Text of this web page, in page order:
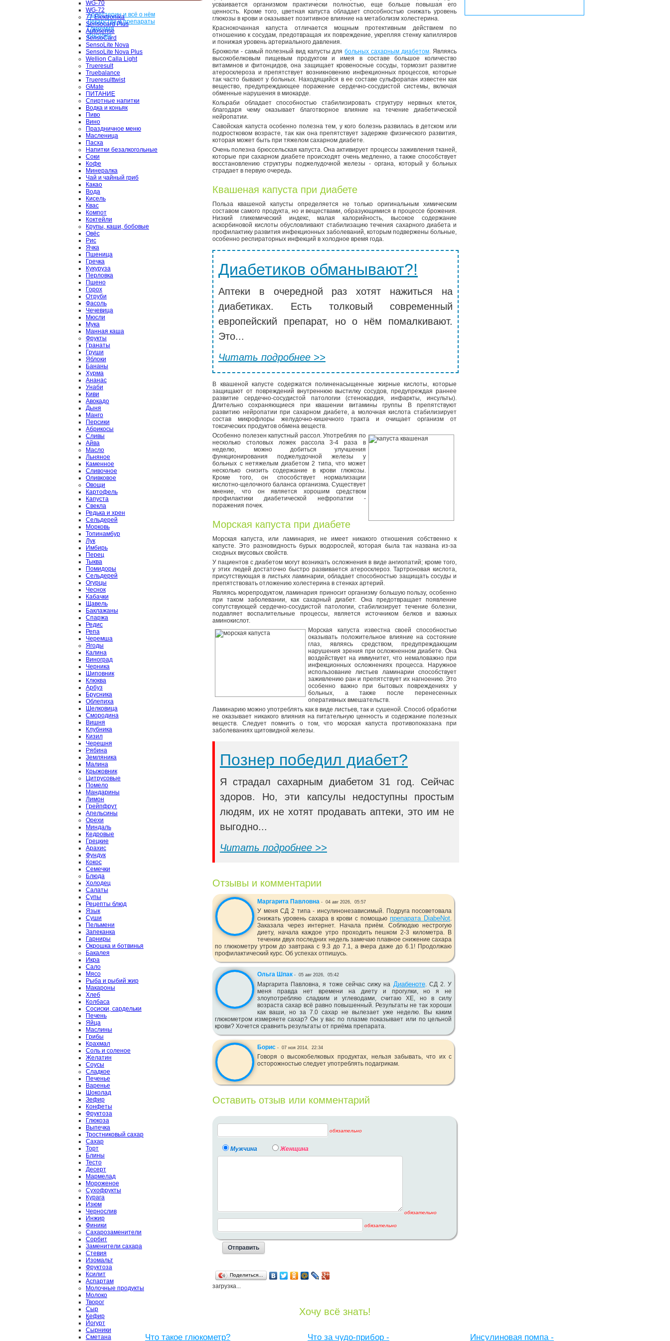
WG-70
WG-72
77 Elektronika
Sensocard Plus
Autosense
SensoCard
SensoLite Nova
SensoLite Nova Plus
Wellion Calla Light
Trueresult
Truebalance
Trueresulttwist
GMate
ПИТАНИЕ
Спиртные напитки
Водка и коньяк
Пиво
Вино
Праздничное меню
Масленица
Пасха
Напитки безалкогольные
Соки
Кофе
Минералка
Чай и чайный гриб
Какао
Вода
Кисель
Квас
Компот
Коктейли
Крупы, каши, бобовые
Овёс
Рис
Ячка
Пшеница
Гречка
Кукуруза
Перловка
Пшено
Горох
Отруби
Фасоль
Чечевица
Мюсли
Мука
Манная каша
Фрукты
Гранаты
Груши
Яблоки
Бананы
Хурма
Ананас
Унаби
Киви
Авокадо
Дыня
Манго
Персики
Абрикосы
Сливы
Айва
Масло
Льняное
Каменное
Сливочное
Оливковое
Овощи
Картофель
Капуста
Свекла
Редька и хрен
Сельдерей
Морковь
Топинамбур
Лук
Имбирь
Перец
Тыква
Помидоры
Сельдерей
Огурцы
Чеснок
Кабачки
Щавель
Баклажаны
Спаржа
Редис
Репа
Черемша
Ягоды
Калина
Виноград
Черника
Шиповник
Клюква
Арбуз
Брусника
Облепиха
Шелковица
Смородина
Вишня
Клубника
Кизил
Черешня
Рябина
Земляника
Малина
Крыжовник
Цитрусовые
Помело
Мандарины
Лимон
Грейпфрут
Апельсины
Орехи
Миндаль
Кедровые
Грецкие
Арахис
Фундук
Кокос
Семечки
Блюда
Холодец
Салаты
Супы
Рецепты блюд
Язык
Суши
Пельмени
Запеканка
Гарниры
Окрошка и ботвинья
Бакалея
Икра
Сало
Мясо
Рыба и рыбий жир
Макароны
Хлеб
Колбаса
Сосиски, сардельки
Печень
Яйца
Маслины
Грибы
Крахмал
Соль и соленое
Желатин
Соусы
Сладкое
Печенье
Варенье
Шоколад
Зефир
Конфеты
Фруктоза
Глюкоза
Выпечка
Тростниковый сахар
Сахар
Торт
Блины
Тесто
Десерт
Мармелад
Мороженое
Сухофрукты
Курага
Изюм
Чернослив
Инжир
Финики
Сахарозаменители
Сорбит
Заменители сахара
Стевия
Изомальт
Фруктоза
Ксилит
Аспартам
Молочные продукты
Молоко
Творог
Сыр
Кефир
Йогурт
Сырники
Сметана
Холестерин и всё о нём
Лекарства и препараты
Гликемия
Инсулин
усваивается организмом практически полностью, еще больше повышая его
ценность. Кроме того, цветная капуста обладает способностью снижать уровень
глюкозы в крови и оказывает позитивное влияние на метаболизм холестерина.
Краснокочанная капуста отличается мощным протективным действием по
отношению к сосудам, предотвращая их повреждение, укрепляя стенку капилляров
и понижая уровень артериального давления.
Брокколи - самый полезный вид капусты длябольных сахарным диабетом. Являясь
высокобелковым пищевым продуктом и имея в составе большое количество
витаминов и фитонцидов, она защищает кровеносные сосуды, тормозит развитие
атеросклероза и препятствует возникновению инфекционных процессов, которые
так часто бывают у больных. Находящийся в ее составе сульфорапан известен как
вещество, предупреждающее поражение сердечно-сосудистой системы, включая
обменные нарушения в миокарде.
Кольраби обладает способностью стабилизировать структуру нервных клеток,
благодаря чему оказывает благотворное влияние на течение диабетической
нейропатии.
Савойская капуста особенно полезна тем, у кого болезнь развилась в детском или
подростковом возрасте, так как она препятствует задержке физического развития,
которая может быть при тяжелом сахарном диабете.
Очень полезна брюссельская капуста. Она активирует процессы заживления тканей,
которые при сахарном диабете происходят очень медленно, а также способствует
восстановлению структуры поджелудочной железы - органа, который у больных
страдает в первую очередь.
Квашеная капуста при диабете
Польза квашеной капусты определяется не только оригинальным химическим
составом самого продукта, но и веществами, образующимися в процессе брожения.
Низкий гликемический индекс, малая калорийность, высокое содержание
аскорбиновой кислоты обусловливают стабилизацию течения сахарного диабета и
профилактику развития инфекционных заболеваний, которым подвержены больные,
особенно респираторных инфекций в холодное время года.
Диабетиков обманывают?!
Аптеки в очередной раз хотят нажиться на
диабетиках. Есть толковый современный
европейский препарат, но о нём помалкивают.
Это...
Читать подробнее >>
В квашеной капусте содержатся полиненасыщенные жирные кислоты, которые
защищают от повреждений внутреннюю выстилку сосудов, предупреждая раннее
развитие сердечно-сосудистой патологии (стенокардия, инфаркты, инсульты).
Длительно сохраняющиеся при квашении витамины группы В препятствуют
развитию нейропатии при сахарном диабете, а молочная кислота стабилизирует
состав микрофлоры желудочно-кишечного тракта и очищает организм от
токсических продуктов обмена веществ.
Особенно полезен капустный рассол. Употребляя по
несколько столовых ложек рассола 3-4 раза в
неделю, можно добиться улучшения
функционирования поджелудочной железы у
больных с нетяжелым диабетом 2 типа, что может
несколько снизить содержание в крови глюкозы.
Кроме того, он способствует нормализации
кислотно-щелочного баланса организма. Существует
мнение, что он является хорошим средством
профилактики диабетической нефропатии -
поражения почек.
Морская капуста при диабете
Морская капуста, или ламинария, не имеет никакого отношения собственно к
капусте. Это разновидность бурых водорослей, которая была так названа из-за
сходных вкусовых свойств.
У пациентов с диабетом могут возникать осложнения в виде ангиопатий; кроме того,
у этих людей достаточно быстро развивается атеросклероз. Тартроновая кислота,
присутствующая в листьях ламинарии, обладает способностью защищать сосуды и
препятствовать отложению холестерина в стенках артерий.
Являясь морепродуктом, ламинария приносит организму большую пользу, особенно
при таком заболевании, как сахарный диабет. Она предотвращает появление
сопутствующей сердечно-сосудистой патологии, стабилизирует течение болезни,
подавляет воспалительные процессы, является источником белков и важных
аминокислот.
Морская капуста известна своей способностью
оказывать положительное влияние на состояние
глаз, являясь средством, предупреждающим
нарушения зрения при осложненном диабете. Она
воздействует на иммунитет, что немаловажно при
инфекционных осложнениях процесса. Наружное
использование листьев ламинарии способствует
заживлению ран и препятствует их нагноению. Это
особенно важно при бытовых повреждениях у
больных, а также после перенесенных
оперативных вмешательств.
Ламинарию можно употреблять как в виде листьев, так и сушеной. Способ обработки
не оказывает никакого влияния на питательную ценность и содержание полезных
веществ. Следует помнить о том, что морская капуста противопоказана при
заболеваниях щитовидной железы.
Познер победил диабет?
Я страдал сахарным диабетом 31 год. Сейчас
здоров. Но, эти капсулы недоступны простым
людям, их не хотят продавать аптеки, это им не
выгодно...
Читать подробнее >>
Отзывы и комментарии
Маргарита Павловна - 04 авг 2026, 05:57
У меня СД 2 типа - инсулинонезависимый. Подруга посоветовала
снижать уровень сахара в крови с помощьюпрепарата DiabeNot.
Заказала через интернет. Начала приём. Соблюдаю нестрогую
диету, начала каждое утро проходить пешком 2-3 километра. В
течении двух последних недель замечаю плавное снижение сахара
по глюкометру утром до завтрака с 9.3 до 7.1, а вчера даже до 6.1! Продолжаю
профилактический курс. Об успехах отпишусь.
Ольга Шпак - 05 авг 2026, 05:42
Маргарита Павловна, я тоже сейчас сижу на Диабеноте. СД 2. У
меня правда нет времени на диету и прогулки, но я не
злоупотребляю сладким и углеводами, считаю ХЕ, но в силу
возраста сахар всё равно повышенный. Результаты не так хороши
как ваши, но за 7.0 сахар не вылезает уже неделю. Вы каким
глюкометром измеряете сахар? Он у вас по плазме показывает или по цельной
крови? Хочется сравнить результаты от приёма препарата.
Борис - 07 ноя 2014, 22:34
Говоря о высокобелковых продуктах, нельзя забывать, что их с
осторожностью следует употреблять подагрикам.
Оставить отзыв или комментарий
обязательно
Мужчина Женщина
обязательно
обязательно
Поделиться…
загрузка...
Хочу всё знать!
Что такое глюкометр? Что за чудо-прибор - Инсулиновая помпа -